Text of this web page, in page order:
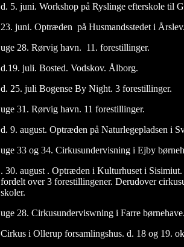
d. 5. juni. Workshop på Ryslinge efterskole til
23. juni. Optræden på Husmandsstedet i Årslev.
uge 28. Rørvig havn. 11. forestillinger.
d.19. juli. Bosted. Vodskov. Ålborg.
d. 25. juli Bogense By Night. 3 forestillinger.
uge 31. Rørvig havn. 11 forestillinger.
d. 9. august. Optræden på Naturlegepladsen i
uge 33 og 34. Cirkusundervisning i Ejby
. 30. august . Optræden i Kulturhuset i
fordelt over 3 forestillingener. Derudover
skoler.
uge 28. Cirkusunderviswning i Farre
Cirkus i Ollerup forsamlingshus. d. 18 og 19.